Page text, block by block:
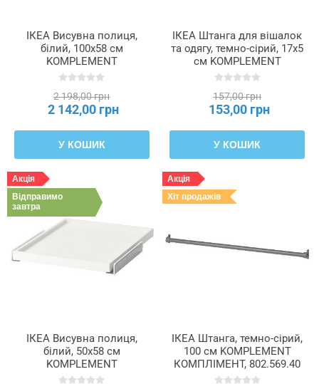
ІКЕА Висувна полиця,
білий, 100x58 см
KOMPLEMENT
КОМПЛІМЕНТ, 702.463.86
2 198,00 грн
2 142,00 грн
У КОШИК
ІКЕА Штанга для вішалок
та одягу, темно-сірий, 17x5
см KOMPLEMENT
КОМПЛІМЕНТ, 602.571.82
157,00 грн
153,00 грн
У КОШИК
Акція
Відправимо
завтра
ІКЕА Висувна полиця,
білий, 50x58 см
KOMPLEMENT
КОМПЛІМЕНТ, 202.463.60
Акція
Хіт продажів
ІКЕА Штанга, темно-сірий,
100 см KOMPLEMENT
КОМПЛІМЕНТ, 802.569.40